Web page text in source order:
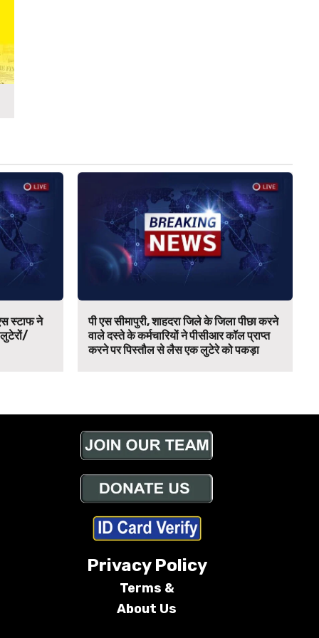
स्टाफ ने
लुटेरों/
पी एस सीमापुरी, शाहदरा जिले के जिला पीछा करने
वाले दस्ते के कर्मचारियों ने पीसीआर कॉल प्राप्त
करने पर पिस्तौल से लैस एक लुटेरे को पकड़ा
Privacy Policy
Terms &
About Us